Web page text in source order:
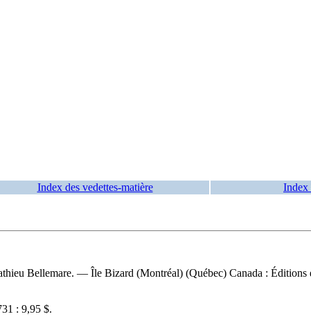
Index des vedettes-matière Index
Bellemare. — Île Bizard (Montréal) (Québec) Canada :
: 9,95 $.